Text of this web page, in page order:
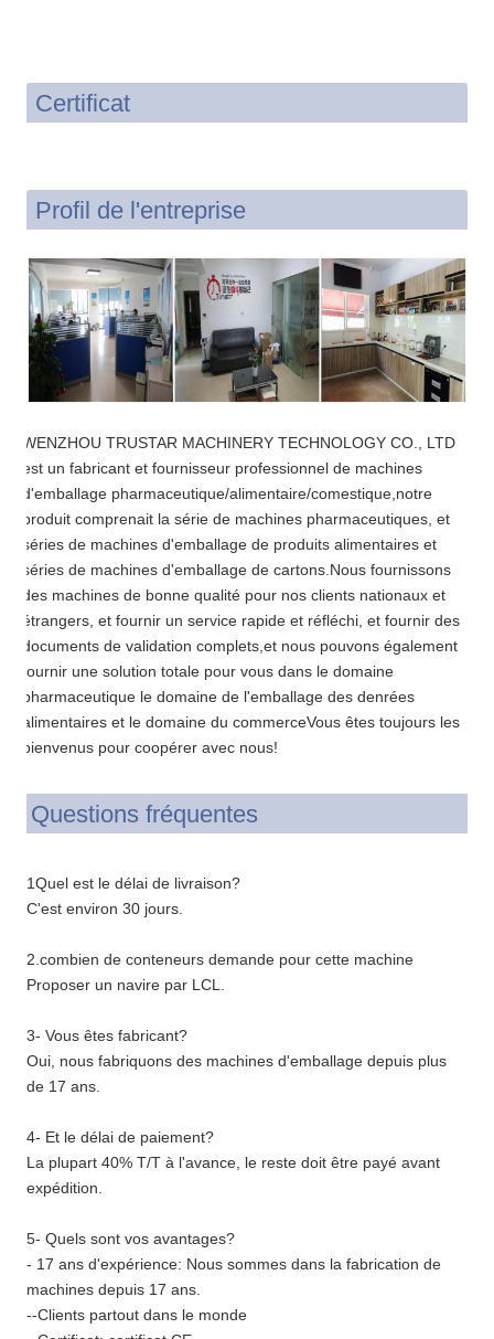
Certificat
Profil de l'entreprise
WENZHOU TRUSTAR MACHINERY TECHNOLOGY CO., LTD
est un fabricant et fournisseur professionnel de machines
d'emballage pharmaceutique/alimentaire/comestique,notre
produit comprenait la série de machines pharmaceutiques, et
séries de machines d'emballage de produits alimentaires et
séries de machines d'emballage de cartons.Nous fournissons
des machines de bonne qualité pour nos clients nationaux et
étrangers, et fournir un service rapide et réfléchi, et fournir des
documents de validation complets,et nous pouvons également
fournir une solution totale pour vous dans le domaine
pharmaceutique le domaine de l'emballage des denrées
alimentaires et le domaine du commerceVous êtes toujours les
bienvenus pour coopérer avec nous!
Questions fréquentes
1Quel est le délai de livraison?
C'est environ 30 jours.
2.combien de conteneurs demande pour cette machine
Proposer un navire par LCL.
3- Vous êtes fabricant?
Oui, nous fabriquons des machines d'emballage depuis plus
de 17 ans.
4- Et le délai de paiement?
La plupart 40% T/T à l'avance, le reste doit être payé avant
expédition.
5- Quels sont vos avantages?
- 17 ans d'expérience: Nous sommes dans la fabrication de
machines depuis 17 ans.
--Clients partout dans le monde